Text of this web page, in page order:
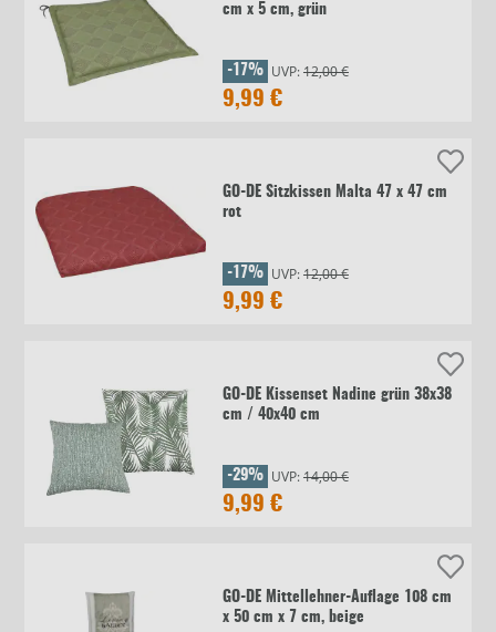
cm x 5 cm, grün
-17% UVP:12,00 €
9,99 €
GO-DE Sitzkissen Malta 47 x 47 cm
rot
-17% UVP:12,00 €
9,99 €
GO-DE Kissenset Nadine grün 38x38
cm / 40x40 cm
-29% UVP:14,00 €
9,99 €
GO-DE Mittellehner-Auflage 108 cm
x 50 cm x 7 cm, beige